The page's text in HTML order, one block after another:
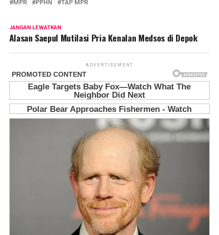
MPR
PPHN TAP MPR
JANGAN LEWATKAN
Alasan Saepul Mutilasi Pria Kenalan Medsos di Depok
ADVERTISEMENT